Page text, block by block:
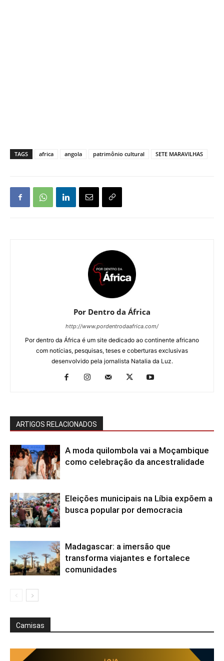
TAGS africa angola patrimônio cultural SETE MARAVILHAS
Por Dentro da África
http://www.pordentrodaafrica.com/
Por dentro da África é um site dedicado ao continente africano
com notícias, pesquisas, teses e coberturas exclusivas
desenvolvido pela jornalista Natalia da Luz.
ARTIGOS RELACIONADOS
A moda quilombola vai a Moçambique
como celebração da ancestralidade
Eleições municipais na Líbia expõem a
busca popular por democracia
Madagascar: a imersão que
transforma viajantes e fortalece
comunidades
Camisas